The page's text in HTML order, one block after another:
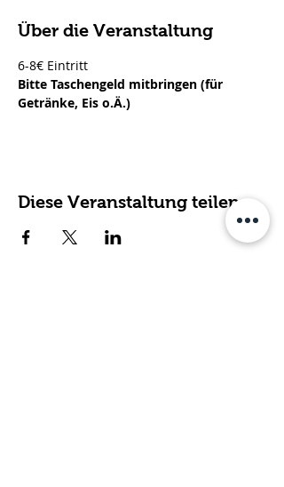
Über die Veranstaltung
6-8€ Eintritt
Bitte Taschengeld mitbringen (für
Getränke, Eis o.Ä.)
Diese Veranstaltung teilen